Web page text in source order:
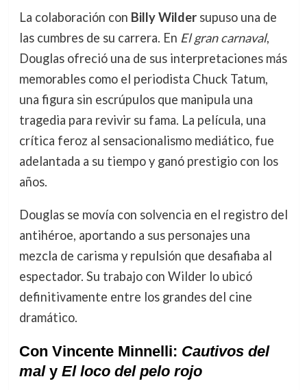
La colaboración con Billy Wildersupuso una de
las cumbres de su carrera. En El gran carnaval,
Douglas ofreció una de sus interpretaciones más
memorables como el periodista Chuck Tatum,
una figura sin escrúpulos que manipula una
tragedia para revivir su fama. La película, una
crítica feroz al sensacionalismo mediático, fue
adelantada a su tiempo y ganó prestigio con los
años.
Douglas se movía con solvencia en el registro del
antihéroe, aportando a sus personajes una
mezcla de carisma y repulsión que desafiaba al
espectador. Su trabajo con Wilder lo ubicó
definitivamente entre los grandes del cine
dramático.
Con Vincente Minnelli: Cautivos del
maly El loco del pelo rojo